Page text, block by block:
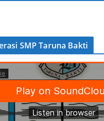
SMP Taruna Bakti